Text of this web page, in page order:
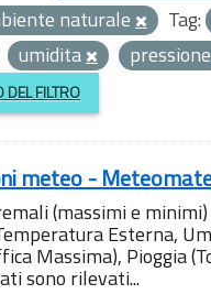
naturale
Tag:
umidita pressione
DEL FILTRO
meteo -
(massimi e
Esterna,
Massima), Pioggia
sono rilevati...